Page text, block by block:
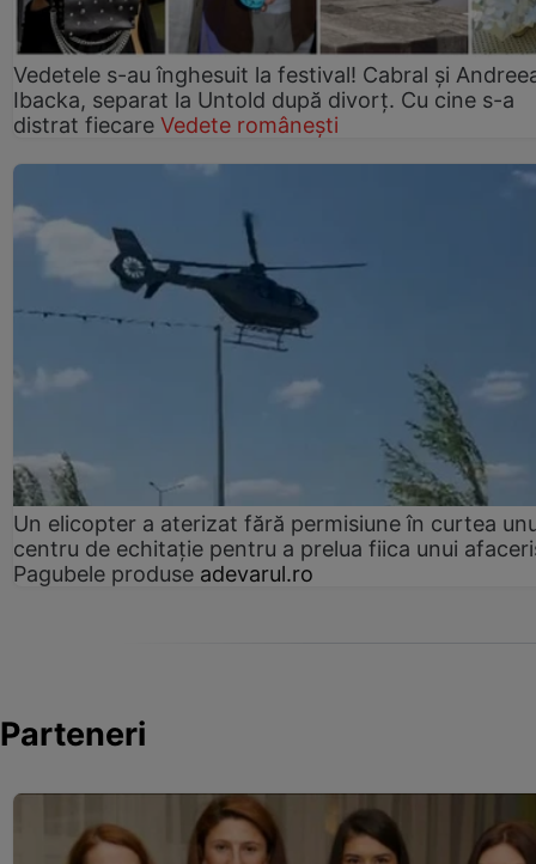
Vedetele s-au înghesuit la festival! Cabral și
Ibacka, separat la Untold după divorț. Cu cine s-a
distrat fiecare Vedete românești
Un elicopter a aterizat fără permisiune în curtea
centru de echitație pentru a prelua fiica unui
Pagubele produse adevarul.ro
Parteneri